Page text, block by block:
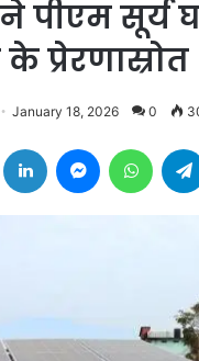
पीएम सूर्य
प्रेरणास्रोत
January 18, 2026 0
LinkedIn Messenger